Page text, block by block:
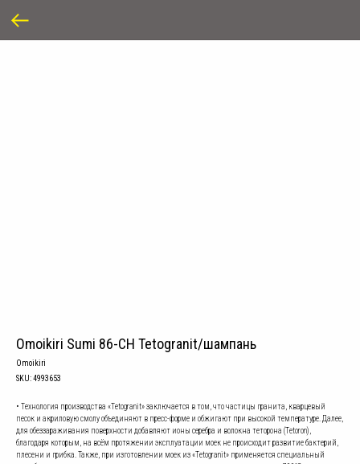
Omoikiri Sumi 86-CH Tetogranit/шампань
Omoikiri
SKU:4993653
• Технология производства «Tetogranit» заключается в том, что частицы гранита, кварцевый
песок и акриловую смолу объединяют в пресс-форме и обжигают при высокой температуре. Далее,
для обеззараживания поверхности добавляют ионы серебра и волокна теторона (Tetoron),
благодаря которым, на всём протяжении эксплуатации моек не происходит развитие бактерий,
плесени и грибка. Также, при изготовлении моек из «Tetogranit» применяется специальный